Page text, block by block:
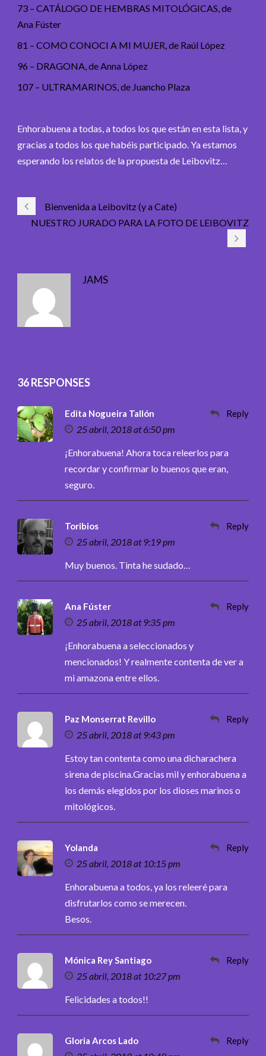
73 – CATÁLOGO DE HEMBRAS MITOLÓGICAS, de
Ana Fúster
81 – COMO CONOCI A MI MUJER, de Raúl López
96 – DRAGONA, de Anna López
107 – ULTRAMARINOS, de Juancho Plaza
Enhorabuena a todas, a todos los que están en esta lista, y
gracias a todos los que habéis participado. Ya estamos
esperando los relatos de la propuesta de Leibovitz…
Bienvenida a Leibovitz (y a Cate)
NUESTRO JURADO PARA LA FOTO DE LEIBOVITZ
JAMS
36 RESPONSES
Edita Nogueira Tallón
25 abril, 2018 at 6:50 pm
Reply
¡Enhorabuena! Ahora toca releerlos para
recordar y confirmar lo buenos que eran,
seguro.
Toribios
25 abril, 2018 at 9:19 pm
Reply
Muy buenos. Tinta he sudado…
Ana Fúster
25 abril, 2018 at 9:35 pm
Reply
¡Enhorabuena a seleccionados y
mencionados! Y realmente contenta de ver a
mi amazona entre ellos.
Paz Monserrat Revillo
25 abril, 2018 at 9:43 pm
Reply
Estoy tan contenta como una dicharachera
sirena de piscina.Gracias mil y enhorabuena a
los demás elegidos por los dioses marinos o
mitológicos.
Yolanda
25 abril, 2018 at 10:15 pm
Reply
Enhorabuena a todos, ya los releeré para
disfrutarlos como se merecen.
Besos.
Mónica Rey Santiago
25 abril, 2018 at 10:27 pm
Reply
Felicidades a todos!!
Gloria Arcos Lado Reply